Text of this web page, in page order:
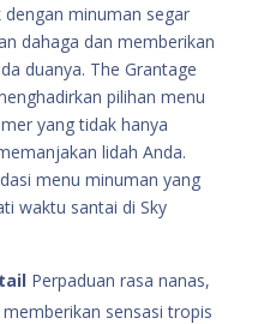
minuman segar
dahaga dan memberikan
duanya. The Grantage
pilihan menu
yang tidak hanya
lidah Anda.
menu minuman yang
waktu santai di Sky
Perpaduan rasa nanas,
sensasi tropis